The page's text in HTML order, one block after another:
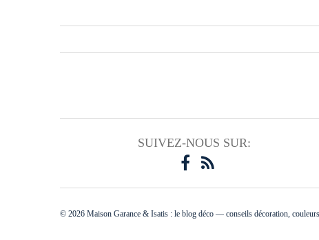
SUIVEZ-NOUS SUR:
© 2026 Maison Garance & Isatis : le blog déco — conseils décoration,